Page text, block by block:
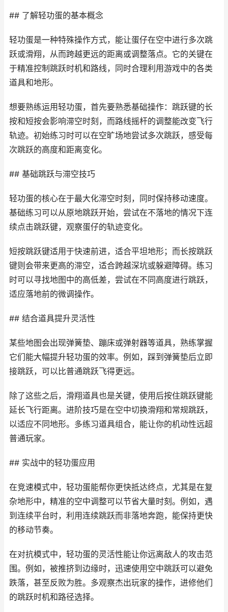
## 了解轻功蛋的基本概念
轻功蛋是一种特殊操作方式，能让蛋仔在空中进行多次跳
跃或滑翔，从而跨越更远的距离或调整落点。它的关键在
于精准控制跳跃时机和路线，同时合理利用游戏中的各类
道具和地形。
想要熟练运用轻功蛋，首先要熟悉基础操作：跳跃键的长
按和短按会影响滞空时刻，而路线摇杆的调整能改变飞行
轨迹。初始练习时可以在空旷场地尝试多次跳跃，感受每
次跳跃的高度和距离变化。
## 基础跳跃与滞空技巧
轻功蛋的核心在于最大化滞空时刻，同时保持移动速度。
基础练习可以从原地跳跃开始，尝试在不落地的情况下连
续点击跳跃键，观察蛋仔的轨迹变化。
短按跳跃键适用于快速前进，适合平坦地形；而长按跳跃
键则会带来更高的滞空，适合跨越深坑或躲避障碍。练习
时可以寻找地图中的高低差，尝试在不同高度进行跳跃，
适应落地前的微调操作。
## 结合道具提升灵活性
某些地图会出现弹簧垫、蹦床或弹射器等道具，熟练掌握
它们能大幅提升轻功蛋的效率。例如，踩到弹簧垫后立即
接跳跃，可以比普通跳跃飞得更远。
除了这些之后，滑翔道具也是关键，使用后按住跳跃键能
延长飞行距离。进阶技巧是在空中切换滑翔和常规跳跃，
以适应不同地形。多练习道具组合，能让你的机动性远超
普通玩家。
## 实战中的轻功蛋应用
在竞速模式中，轻功蛋能帮你更快抵达终点，尤其是在复
杂地形中，精准的空中调整可以节省大量时刻。例如，遇
到连续平台时，利用连续跳跃而非落地奔跑，能保持更快
的移动节奏。
在对抗模式中，轻功蛋的灵活性能让你远离敌人的攻击范
围。例如，被推挤到边缘时，迅速使用空中跳跃可以避免
跌落，甚至反败为胜。多观察杰出玩家的操作，进修他们
的跳跃时机和路径选择。